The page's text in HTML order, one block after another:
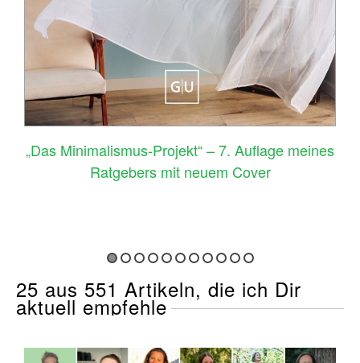
„Das Minimalismus-Projekt“ – 7. Auflage meines
Ratgebers mit neuem Cover
25 aus 551 Artikeln, die ich Dir
aktuell empfehle